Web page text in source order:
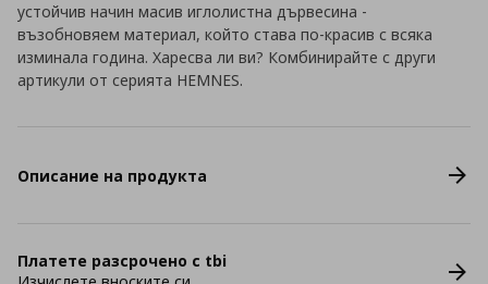
устойчив начин масив иглолистна дървесина -
възобновяем материал, който става по-красив с всяка
изминала година. Харесва ли ви? Комбинирайте с други
артикули от серията HEMNES.
Описание на продукта
Платете разсрочено с tbi